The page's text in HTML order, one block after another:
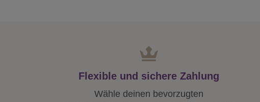
Flexible und sichere Zahlung
Wähle deinen bevorzugten